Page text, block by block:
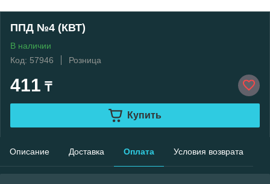
ППД №4 (КВТ)
В наличии
Код: 57946
Розница
411 ₸
Купить
Описание Доставка Оплата Условия возврата